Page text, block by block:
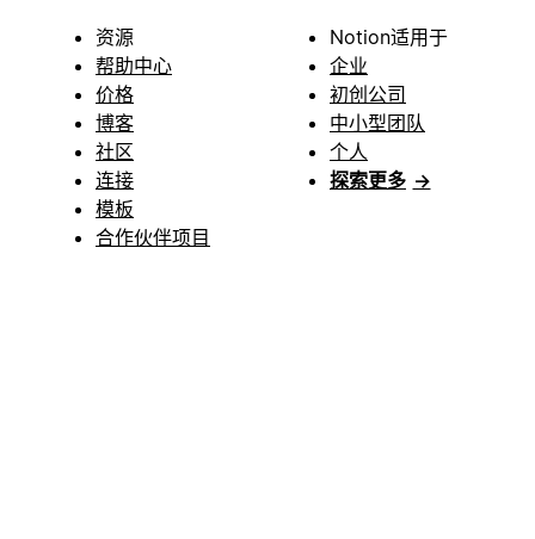
资源
帮助中心
价格
博客
社区
连接
模板
合作伙伴项目
Notion适用于
企业
初创公司
中小型团队
个人
探索更多 →